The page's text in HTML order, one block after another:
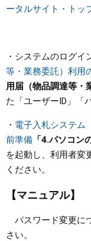
ータルサイト・トッ
・システムのログイ
等・業務委託）利用
用届（物品調達等・
た「ユーザーID」「
・ 電子入札システム
前準備 「4.パソコン
を起動し、利用者変
ください。​
【マニュアル】
パスワード変更に
さい。​​